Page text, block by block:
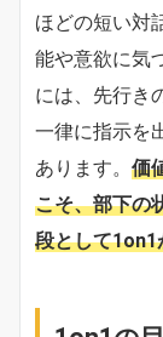
ほどの短い対
能や意欲に気
には、先行き
一律に指示を
あります。 価
こそ、部下の
段として1on1